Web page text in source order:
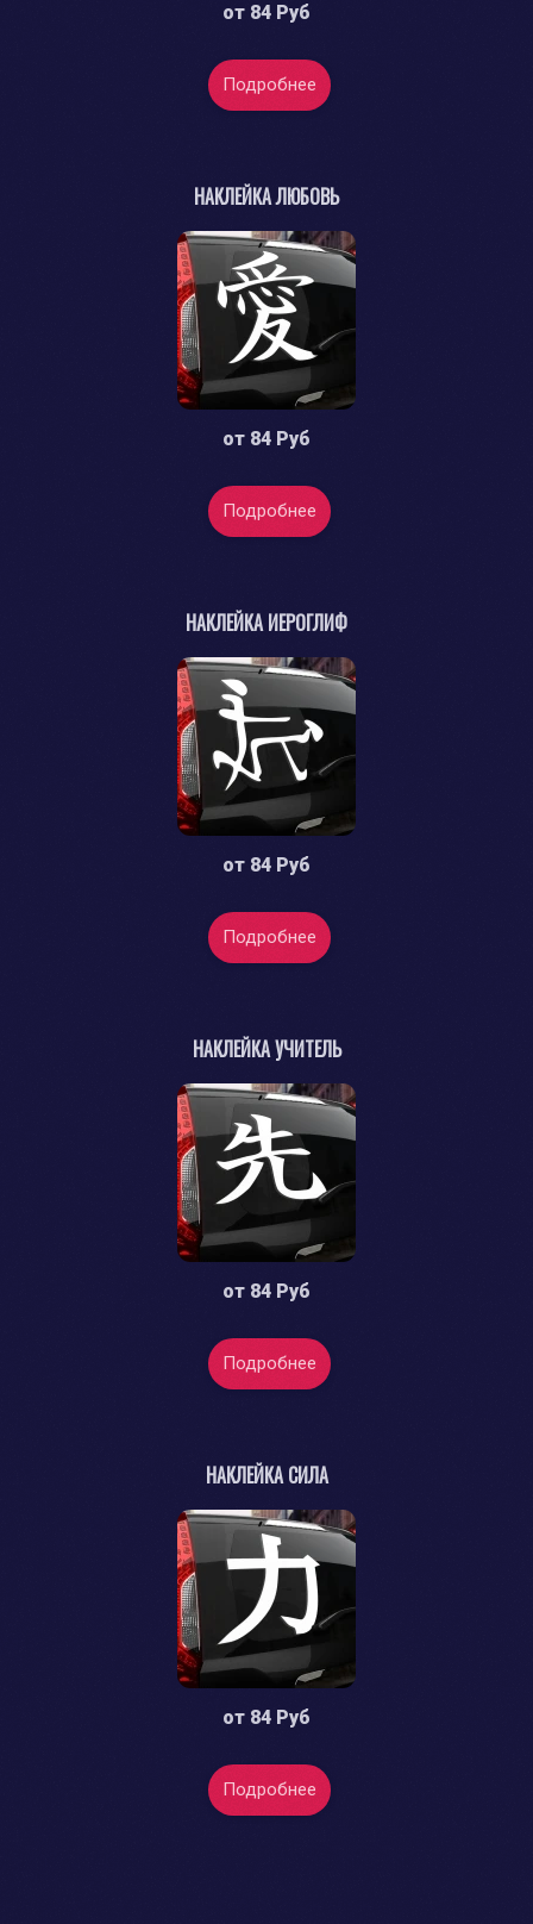
от 84 Руб
Подробнее
НАКЛЕЙКА ЛЮБОВЬ
от 84 Руб
Подробнее
НАКЛЕЙКА ИЕРОГЛИФ
от 84 Руб
Подробнее
НАКЛЕЙКА УЧИТЕЛЬ
от 84 Руб
Подробнее
НАКЛЕЙКА СИЛА
от 84 Руб
Подробнее